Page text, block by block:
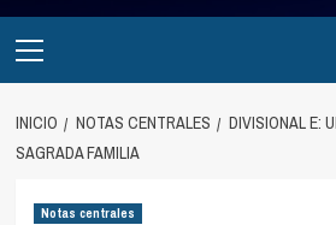
principal
INICIO NOTAS CENTRALES
DIVISIONAL E:
SAGRADA FAMILIA
Notas centrales